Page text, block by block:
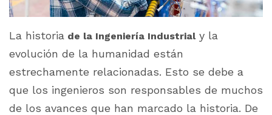
La historia de la Ingeniería Industrialy la
evolución de la humanidad están
estrechamente relacionadas. Esto se debe a
que los ingenieros son responsables de muchos
de los avances que han marcado la historia. De